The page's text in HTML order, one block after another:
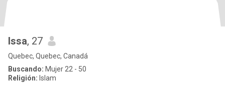
Issa, 27
Quebec, Quebec, Canadá
Buscando: Mujer 22 - 50
Religión: Islam